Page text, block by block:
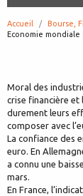
Accueil
Bourse,
page:
Economie mondiale
Moral des
crise financière et
durement leurs
composer avec
La confiance des
euro. En
a connu une
mars.
En France,